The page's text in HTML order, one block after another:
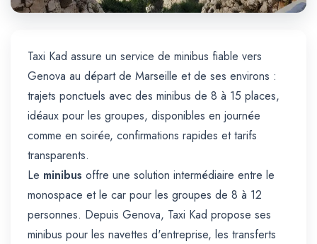
Taxi Kad assure un service de minibus fiable vers
Genova au départ de Marseille et de ses environs :
trajets ponctuels avec des minibus de 8 à 15 places,
idéaux pour les groupes, disponibles en journée
comme en soirée, confirmations rapides et tarifs
transparents.
Le minibus offre une solution intermédiaire entre le
monospace et le car pour les groupes de 8 à 12
personnes. Depuis Genova, Taxi Kad propose ses
minibus pour les navettes d'entreprise, les transferts